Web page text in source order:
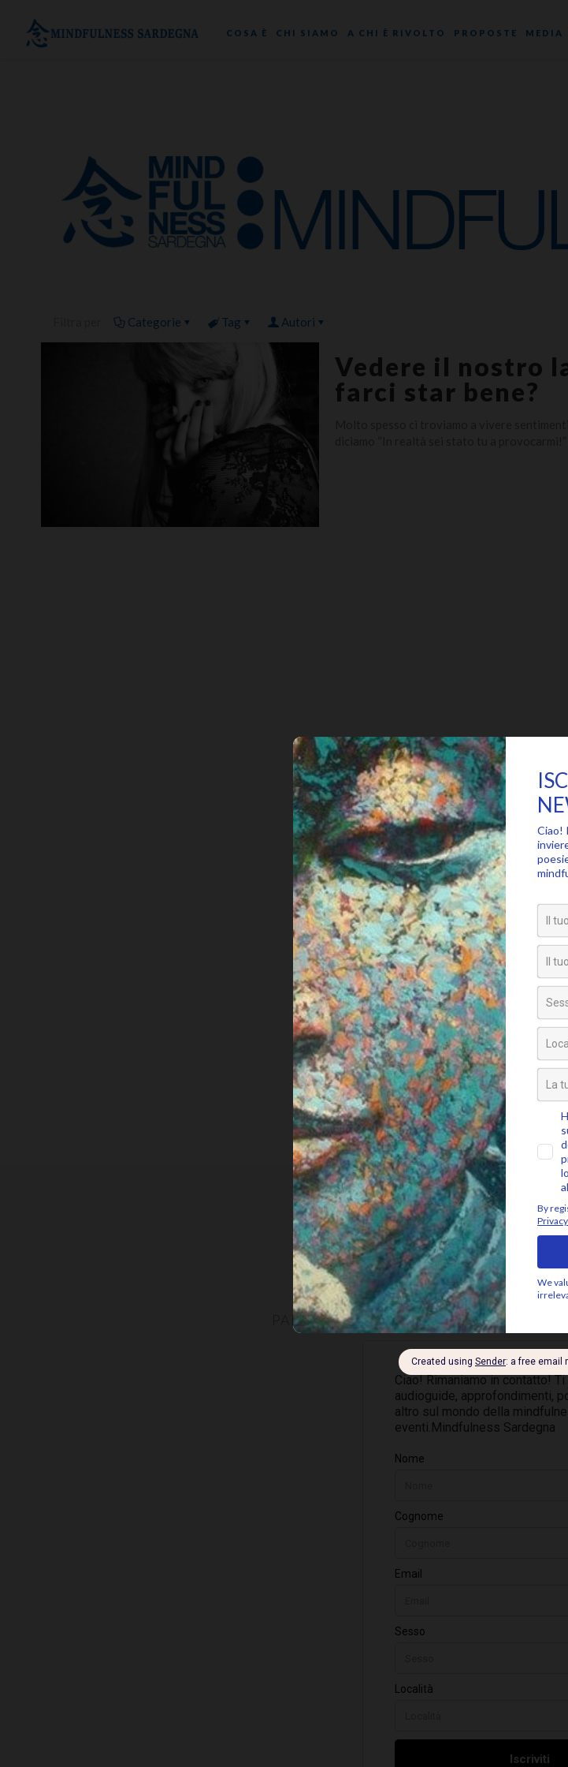
COSA È CHI SIAMO A CHI È RIVOLTO PROPOSTE MEDIA
Categorie Tag Autori
Vedere il nostro
farci star bene?
SEGUICI
PARTECIPA ALLA COMMUNITY